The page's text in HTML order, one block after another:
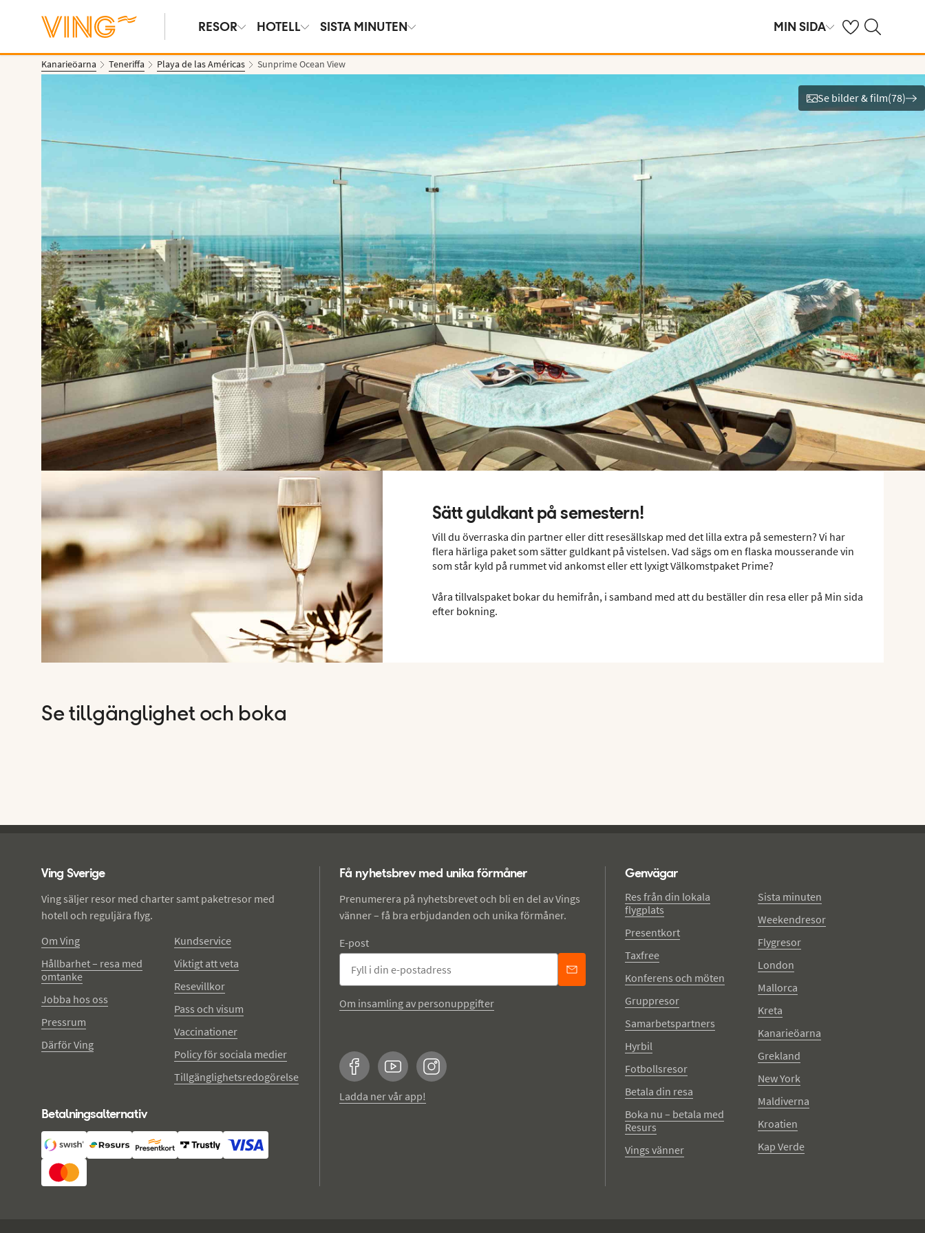
RESOR HOTELL SISTA MINUTEN MIN SIDA Se dina sparade
Sök på ving.se
Kanarieöarna Teneriffa Playa de las Américas Sunprime Ocean View
Se bilder & film
Se bilder & film(78)
Sätt guldkant på semestern!
Vill du överraska din partner eller ditt resesällskap med det lilla extra på semestern? Vi har
flera härliga paket som sätter guldkant på vistelsen. Vad sägs om en flaska mousserande vin
som står kyld på rummet vid ankomst eller ett lyxigt Välkomstpaket Prime?
Våra tillvalspaket bokar du hemifrån, i samband med att du beställer din resa eller på Min sida
efter bokning.
Se tillgänglighet och boka
Ving Sverige
Ving säljer resor med charter samt paketresor med
hotell och reguljära flyg.
Om Ving
Hållbarhet – resa med
omtanke
Jobba hos oss
Pressrum
Därför Ving
Kundservice
Viktigt att veta
Resevillkor
Pass och visum
Vaccinationer
Policy för sociala medier
Tillgänglighetsredogörelse
Betalningsalternativ
Få nyhetsbrev med unika förmåner
Prenumerera på nyhetsbrevet och bli en del av Vings
vänner – få bra erbjudanden och unika förmåner.
E-post
Om insamling av personuppgifter
FacebookYouTubeInstagram
Ladda ner vår app!
Genvägar
Res från din lokala
flygplats
Presentkort
Taxfree
Konferens och möten
Gruppresor
Samarbetspartners
Hyrbil
Fotbollsresor
Betala din resa
Boka nu – betala med
Resurs
Vings vänner
Sista minuten
Weekendresor
Flygresor
London
Mallorca
Kreta
Kanarieöarna
Grekland
New York
Maldiverna
Kroatien
Kap Verde